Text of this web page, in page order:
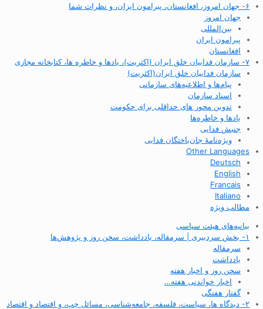
۶- جهان امروز، افغانستان، پیرامون ایران، و نظرات شما
جهان امروز
بین‌المللی
پیرامون ایران
افغانستان
۷- سازمان فداییان خلق ایران (اکثریت)، یادها و خاطره ها، کتابخانه مجازی
سازمان فداییان خلق ایران(اکثریت)
پیام‌ها و اطلاعیه‌های سازمانی
اسناد سازمان
تدوین محور های حداقلی برای حکومت
یادها و خاطره‌ها
جنبش فدایی
ویژه‌نامهٔ جان‌باختگان فدایی
Other Languages
Deutsch
English
Francais
Italiano
مطالب ویژه
بیانیه‌های هیئت سیاسی
۱- بخش سردبیری | سرمقاله، یادداشت، سخن روز و پژوهش‌ها
سرمقاله
یادداشت
سخن روز و اخبار هفته
اخبار خواندنی هفته…
گفتار هفتگی
۲- دیدگاه ها، سیاست، فلسفه، جامعه‌شناسی، مسائل چپ، و اقتصاد و اقتصاد